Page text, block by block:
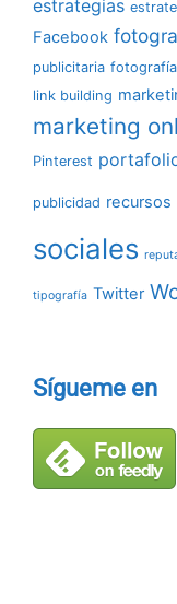
estrategias
Facebook
publicitaria
link building
marketing
Pinterest
publicidad recursos
sociales
tipografía Twitter
Sígueme en